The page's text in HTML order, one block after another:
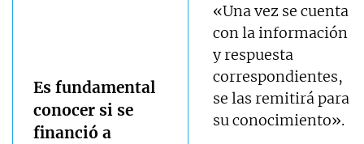
Es fundamental
conocer si se
financió a
«Una vez se cuenta
con la información
y respuesta
correspondientes,
se las remitirá para
su conocimiento».